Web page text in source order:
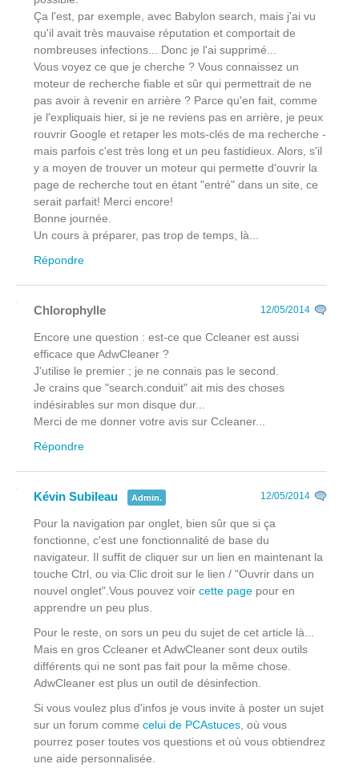
Ça l'est, par exemple, avec Babylon search, mais j'ai vu
qu'il avait très mauvaise réputation et comportait de
nombreuses infections... Donc je l'ai supprimé...
Vous voyez ce que je cherche ? Vous connaissez un
moteur de recherche fiable et sûr qui permettrait de ne
pas avoir à revenir en arrière ? Parce qu'en fait, comme
je l'expliquais hier, si je ne reviens pas en arrière, je peux
rouvrir Google et retaper les mots-clés de ma recherche -
mais parfois c'est très long et un peu fastidieux. Alors, s'il
y a moyen de trouver un moteur qui permette d'ouvrir la
page de recherche tout en étant "entré" dans un site, ce
serait parfait! Merci encore!
Bonne journée.
Un cours à préparer, pas trop de temps, là...
Répondre
Chlorophylle 12/05/2014
Encore une question : est-ce que Ccleaner est aussi
efficace que AdwCleaner ?
J'utilise le premier ; je ne connais pas le second.
Je crains que "search.conduit" ait mis des choses
indésirables sur mon disque dur...
Merci de me donner votre avis sur Ccleaner...
Répondre
Kévin Subileau Admin. 12/05/2014
Pour la navigation par onglet, bien sûr que si ça
fonctionne, c'est une fonctionnalité de base du
navigateur. Il suffit de cliquer sur un lien en maintenant la
touche Ctrl, ou via Clic droit sur le lien / "Ouvrir dans un
nouvel onglet".Vous pouvez voir cette page pour en
apprendre un peu plus.
Pour le reste, on sors un peu du sujet de cet article là...
Mais en gros Ccleaner et AdwCleaner sont deux outils
différents qui ne sont pas fait pour la même chose.
AdwCleaner est plus un outil de désinfection.
Si vous voulez plus d'infos je vous invite à poster un sujet
sur un forum comme celui de PCAstuces, où vous
pourrez poser toutes vos questions et où vous obtiendrez
une aide personnalisée.